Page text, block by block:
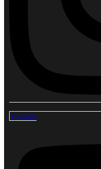
Youtube